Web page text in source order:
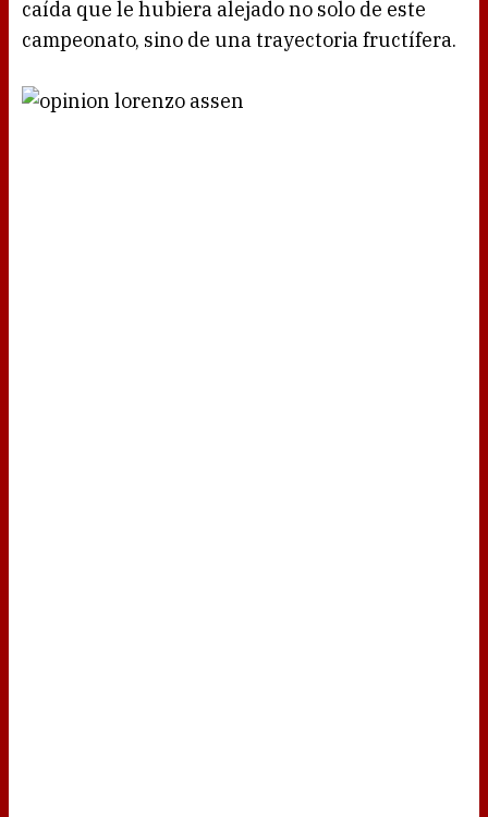
caída que le hubiera alejado no solo de este
campeonato, sino de una trayectoria fructífera.